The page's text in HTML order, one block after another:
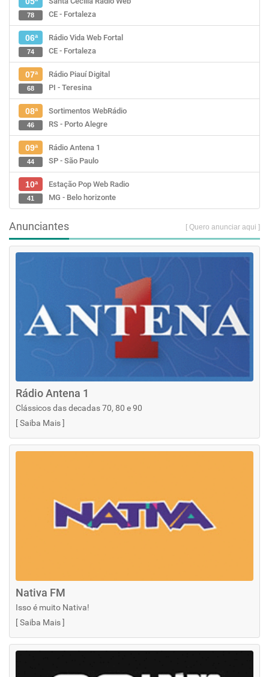
CE - Fortaleza
78
06ª
Rádio Vida Web Fortal
CE - Fortaleza
74
07ª
Rádio Piauí Digital
PI - Teresina
68
08ª
Sortimentos WebRádio
RS - Porto Alegre
46
09ª
Rádio Antena 1
SP - São Paulo
44
10ª
Estação Pop Web Radio
MG - Belo horizonte
41
Anunciantes [ Quero anunciar aqui ]
Rádio Antena 1
Clássicos das decadas 70, 80 e 90
[Saiba Mais]
Nativa FM
Isso é muito Nativa!
[Saiba Mais]